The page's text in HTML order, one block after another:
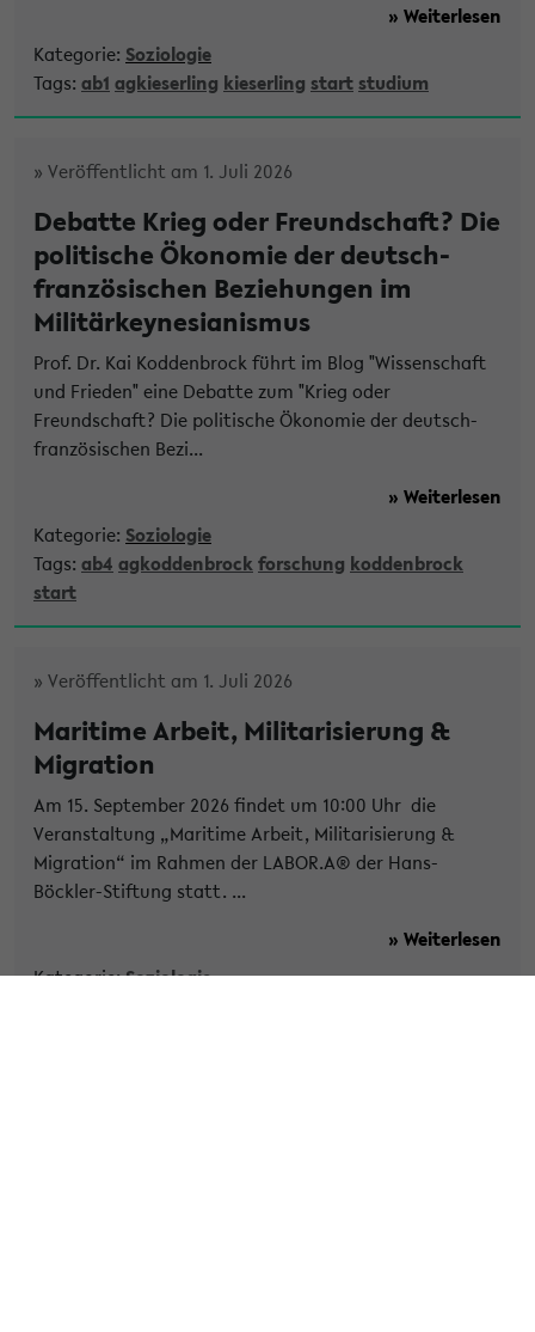
» Weiterlesen
Kategorie: Soziologie
Tags: ab1 agkieserling kieserling startstudium
» Veröffentlicht am 1. Juli 2026
Debatte Krieg oder Freundschaft? Die
politische Ökonomie der deutsch-
französischen Beziehungen im
Militärkeynesianismus
Prof. Dr. Kai Koddenbrock führt im Blog "Wissenschaft
und Frieden" eine Debatte zum "Krieg oder
Freundschaft? Die politische Ökonomie der deutsch-
französischen Bezi...
» Weiterlesen
Kategorie: Soziologie
Tags: ab4 agkoddenbrockforschung koddenbrock
start
» Veröffentlicht am 1. Juli 2026
Maritime Arbeit, Militarisierung &
Migration
Am 15. September 2026 findet um 10:00 Uhr die
Veranstaltung „Maritime Arbeit, Militarisierung &
Migration“ im Rahmen der LABOR.A® der Hans-
Böckler-Stiftung statt. ...
» Weiterlesen
Kategorie:Soziologie